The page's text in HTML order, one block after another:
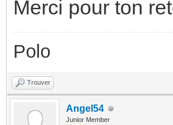
Merci pour ton
Polo
Trouver
Angel54
Junior Member